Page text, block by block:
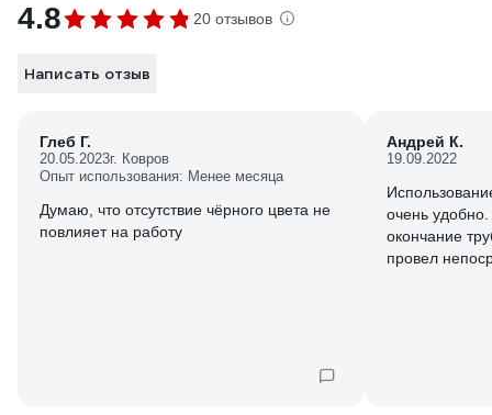
4.8 20 отзывов
Написать отзыв
Глеб Г.
20.05.2023г. Ковров
Опыт использования: Менее месяца
Думаю, что отсутствие чёрного цвета не
повлияет на работу
Андрей К.
19.09.2022
очень
окончание
провел